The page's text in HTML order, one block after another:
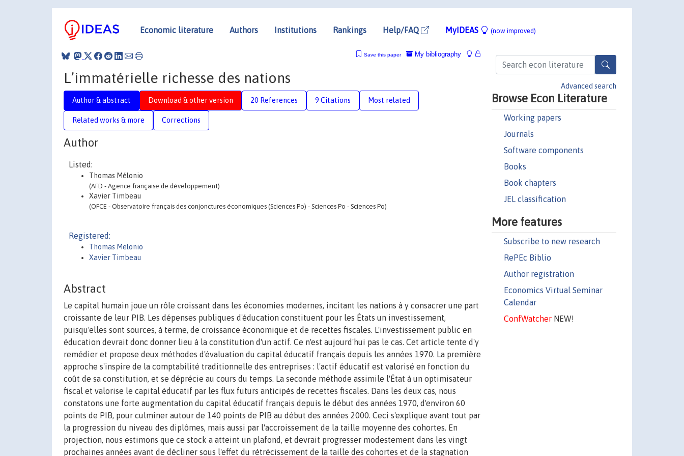
Economic literature Authors Institutions Rankings Help/FAQ MyIDEAS (now improved)
Advanced search
Browse Econ Literature
Working papers
Journals
Software components
Books
Book chapters
JEL classification
More features
Subscribe to new research
RePEc Biblio
Author registration
Economics Virtual Seminar
Calendar
ConfWatcherNEW!
My bibliography
Save this paper
L’immatérielle richesse des nations
Author & abstract Download & other version 20 References 9 Citations Most related
Related works & more Corrections
Author
Listed:
Thomas Mélonio
(AFD - Agence française de développement)
Xavier Timbeau
(OFCE - Observatoire français des conjonctures économiques (Sciences Po) - Sciences Po - Sciences Po)
Registered:
Thomas Melonio
Xavier Timbeau
Abstract
Le capital humain joue un rôle croissant dans les économies modernes, incitant les nations à y consacrer une part
croissante de leur PIB. Les dépenses publiques d'éducation constituent pour les États un investissement,
puisqu'elles sont sources, à terme, de croissance économique et de recettes fiscales. L'investissement public en
éducation devrait donc donner lieu à la constitution d'un actif. Ce n'est aujourd'hui pas le cas. Cet article tente d'y
remédier et propose deux méthodes d'évaluation du capital éducatif français depuis les années 1970. La première
approche s'inspire de la comptabilité traditionnelle des entreprises : l'actif éducatif est valorisé en fonction du
coût de sa constitution, et se déprécie au cours du temps. La seconde méthode assimile l'État à un optimisateur
fiscal et valorise le capital éducatif par les flux futurs anticipés de recettes fiscales. Dans les deux cas, nous
constatons une forte augmentation du capital éducatif français depuis le début des années 1970, d'environ 60
points de PIB, pour culminer autour de 140 points de PIB au début des années 2000. Ceci s'explique avant tout par
la progression du niveau des diplômes, mais aussi par l'accroissement de la taille moyenne des cohortes. En
projection, nous estimons que ce stock a atteint un plafond, et devrait progresser modestement dans les vingt
prochaines années avant de décliner sous l'effet du rétrécissement de la taille des cohortes et de la stagnation